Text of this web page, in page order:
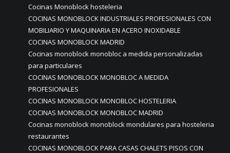
Cocinas Monoblock hosteleria
COCINAS MONOBLOCK INDUSTRIALES PROFESIONALES CON
MOBILIARIO Y MAQUINARIA EN ACERO INOXIDABLE
COCINAS MONOBLOCK MADRID
Cocinas monoblock monobloc a medida personalizadas
para particulares
COCINAS MONOBLOCK MONOBLOC A MEDIDA
PROFESIONALES
COCINAS MONOBLOCK MONOBLOC HOSTELERIA
COCINAS MONOBLOCK MONOBLOC MADRID
Cocinas monoblock monoblock mondulares para hosteleria
restaurantes
COCINAS MONOBLOCK PARA CASAS CHALETS PISOS CON